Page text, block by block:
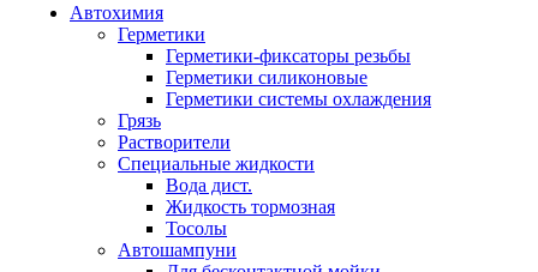
Автохимия
Герметики
Герметики-фиксаторы резьбы
Герметики силиконовые
Герметики системы охлаждения
Грязь
Растворители
Специальные жидкости
Вода дист.
Жидкость тормозная
Тосолы
Автошампуни